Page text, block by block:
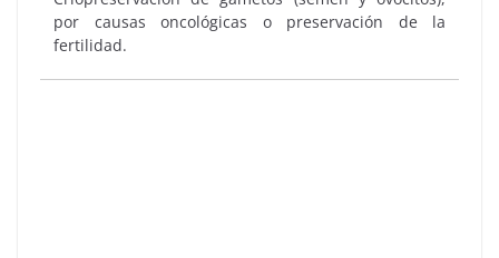
por causas oncológicas o preservación de la
fertilidad.